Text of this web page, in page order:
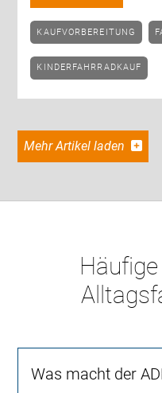
KAUFVORBEREITUNG
KINDERFAHRRADKAUF
Mehr Artikel laden
Was macht der